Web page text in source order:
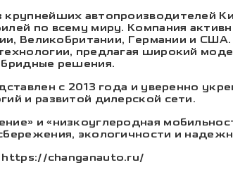
крупнейших автопроизводителей
по всему миру. Компания
Великобритании, Германии и
предлагая широкий
решения.
с 2013 года и уверенно
и развитой дилерской сети.
и «низкоуглеродная
экологичности и
https://changanauto.ru/